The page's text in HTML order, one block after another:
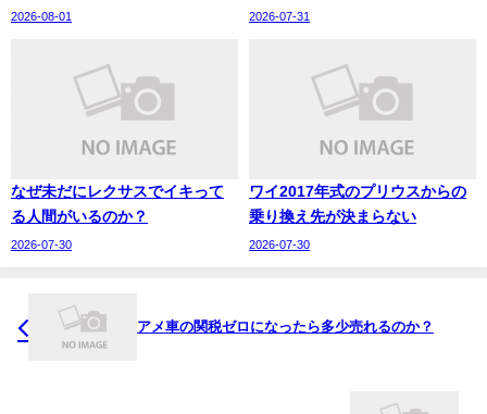
2026-08-01 2026-07-31
なぜ未だにレクサスでイキって
る人間がいるのか？
2026-07-30
ワイ2017年式のプリウスからの
乗り換え先が決まらない
2026-07-30
アメ車の関税ゼロになったら多少売れるのか？